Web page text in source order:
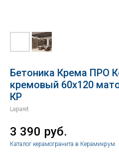
Бетоника Крема ПРО
кремовый 60х120
КР
Laparet
3 390 руб.
Каталог керамогранита в Керамикрум